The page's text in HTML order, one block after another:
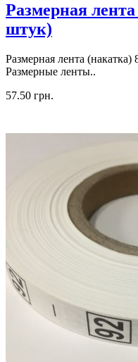
Размерная
штук)
Размерная лента
Размерные ленты..
57.50 грн.